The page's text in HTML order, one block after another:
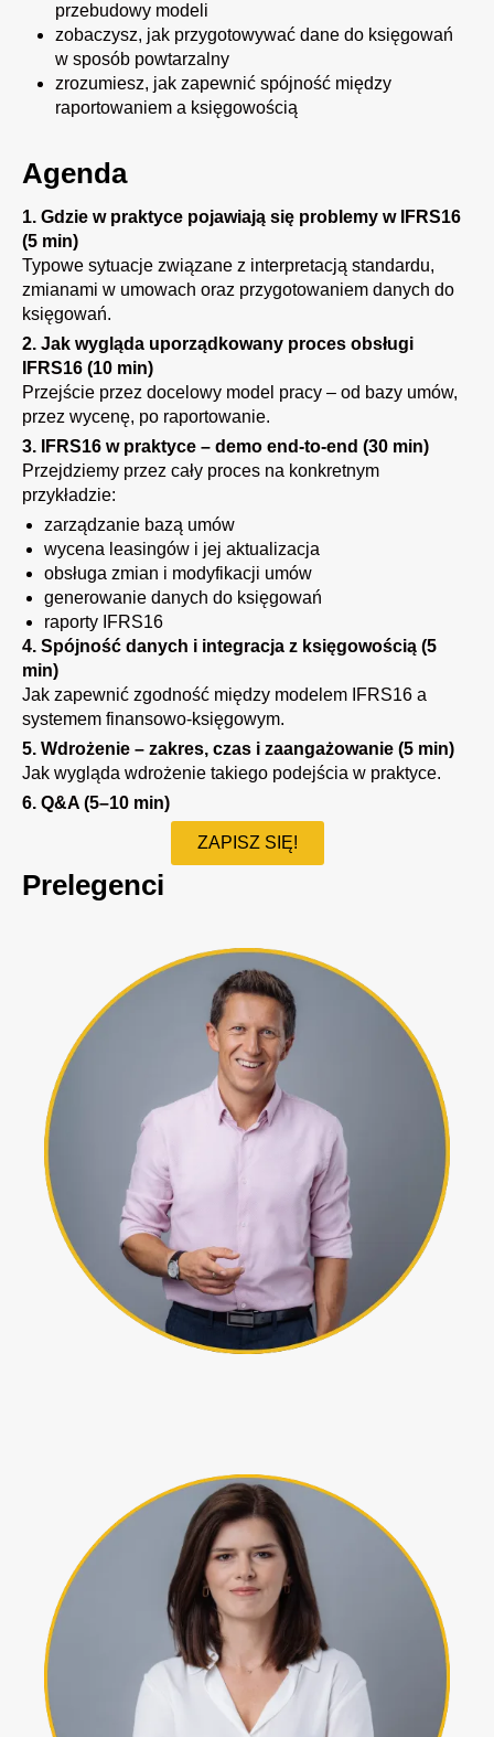
przebudowy modeli
zobaczysz, jak przygotowywać dane do księgowań
w sposób powtarzalny
zrozumiesz, jak zapewnić spójność między
raportowaniem a księgowością
Agenda
1. Gdzie w praktyce pojawiają się problemy w IFRS16
(5 min)
Typowe sytuacje związane z interpretacją standardu,
zmianami w umowach oraz przygotowaniem danych do
księgowań.
2. Jak wygląda uporządkowany proces obsługi
IFRS16 (10 min)
Przejście przez docelowy model pracy – od bazy umów,
przez wycenę, po raportowanie.
3. IFRS16 w praktyce – demo end-to-end (30 min)
Przejdziemy przez cały proces na konkretnym
przykładzie:
zarządzanie bazą umów
wycena leasingów i jej aktualizacja
obsługa zmian i modyfikacji umów
generowanie danych do księgowań
raporty IFRS16
4. Spójność danych i integracja z księgowością (5
min)
Jak zapewnić zgodność między modelem IFRS16 a
systemem finansowo-księgowym.
5. Wdrożenie – zakres, czas i zaangażowanie (5 min)
Jak wygląda wdrożenie takiego podejścia w praktyce.
6. Q&A (5–10 min)
ZAPISZ SIĘ!
Prelegenci